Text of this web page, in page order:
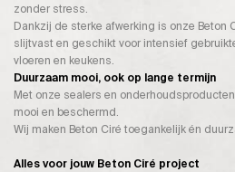
zonder stress.
Dankzij de sterke afwerking is onze Beton
slijtvast en geschikt voor intensief
vloeren en keukens.
Duurzaam mooi, ook op lange termijn
Met onze sealers en
mooi en beschermd.
Wij maken Beton Ciré toegankelijk én
Alles voor jouw Beton Ciré project